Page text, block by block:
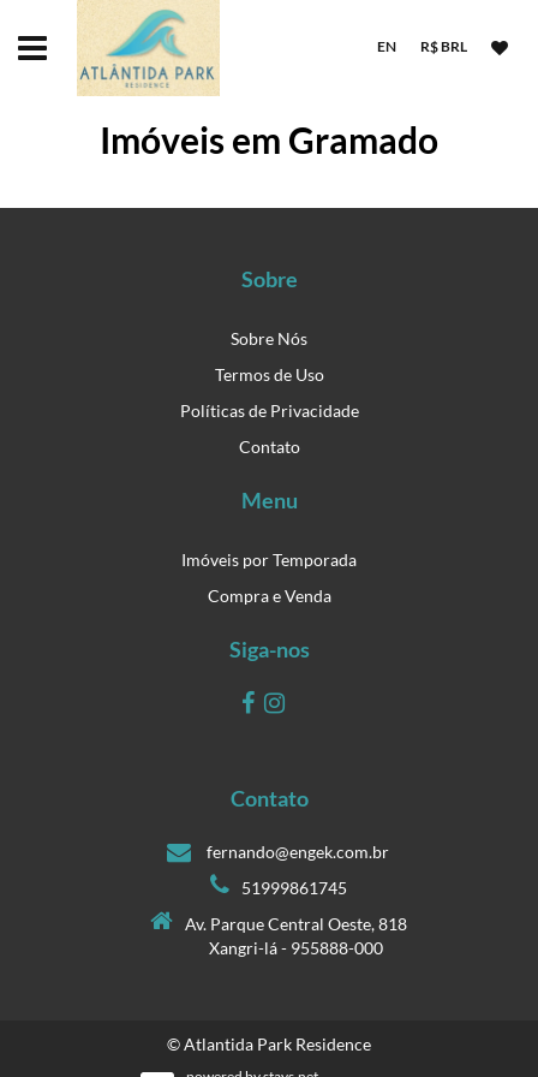
EN R$ BRL
Imóveis em Gramado
Sobre
Sobre Nós
Termos de Uso
Políticas de Privacidade
Contato
Menu
Imóveis por Temporada
Compra e Venda
Siga-nos
Contato
fernando@engek.com.br
51999861745
Av. Parque Central Oeste, 818
Xangri-lá - 955888-000
© Atlantida Park Residence